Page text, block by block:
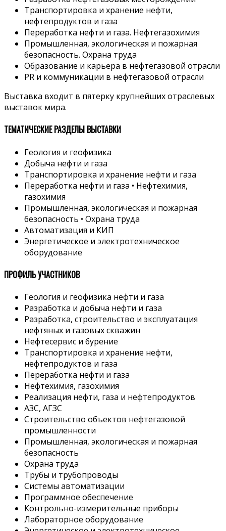
Транспортировка и хранение нефти,
нефтепродуктов и газа
Переработка нефти и газа. Нефтегазохимия
Промышленная, экологическая и пожарная
безопасность. Охрана труда
Образование и карьера в нефтегазовой отрасли
PR и коммуникации в нефтегазовой отрасли
Выставка входит в пятерку крупнейших отраслевых
выставок мира.
ТЕМАТИЧЕСКИЕ РАЗДЕЛЫ ВЫСТАВКИ
Геология и геофизика
Добыча нефти и газа
Транспортировка и хранение нефти и газа
Переработка нефти и газа • Нефтехимия,
газохимия
Промышленная, экологическая и пожарная
безопасность • Охрана труда
Автоматизация и КИП
Энергетическое и электротехническое
оборудование
ПРОФИЛЬ УЧАСТНИКОВ
Геология и геофизика нефти и газа
Разработка и добыча нефти и газа
Разработка, строительство и эксплуатация
нефтяных и газовых скважин
Нефтесервис и бурение
Транспортировка и хранение нефти,
нефтепродуктов и газа
Переработка нефти и газа
Нефтехимия, газохимия
Реализация нефти, газа и нефтепродуктов
АЗС, АГЗС
Строительство объектов нефтегазовой
промышленности
Промышленная, экологическая и пожарная
безопасность
Охрана труда
Трубы и трубопроводы
Системы автоматизации
Программное обеспечение
Контрольно-измерительные приборы
Лабораторное оборудование